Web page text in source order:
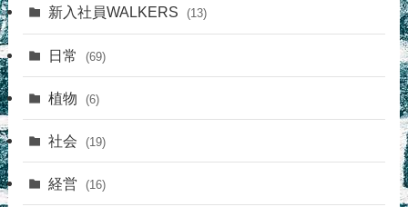
新入社員WALKERS (13)
日常 (69)
植物 (6)
社会 (19)
経営 (16)